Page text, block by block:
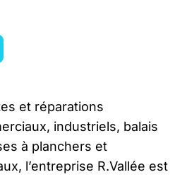
et réparations
industriels, balais
à planchers et
l’entreprise R.Vallée est